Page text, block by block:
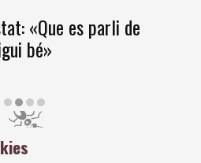
a la certesa que la
superior